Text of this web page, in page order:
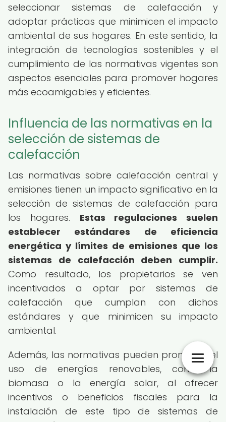
seleccionar sistemas de calefacción y
adoptar prácticas que minimicen el impacto
ambiental de sus hogares. En este sentido, la
integración de tecnologías sostenibles y el
cumplimiento de las normativas vigentes son
aspectos esenciales para promover hogares
más ecoamigables y eficientes.
Influencia de las normativas en la
selección de sistemas de
calefacción
Las normativas sobre calefacción central y
emisiones tienen un impacto significativo en la
selección de sistemas de calefacción para
los hogares. Estas regulaciones suelen
establecer estándares de eficiencia
energética y límites de emisiones que los
sistemas de calefacción deben cumplir.
Como resultado, los propietarios se ven
incentivados a optar por sistemas de
calefacción que cumplan con dichos
estándares y que minimicen su impacto
ambiental.
Además, las normativas pueden promover el
uso de energías renovables, como la
biomasa o la energía solar, al ofrecer
incentivos o beneficios fiscales para la
instalación de este tipo de sistemas de